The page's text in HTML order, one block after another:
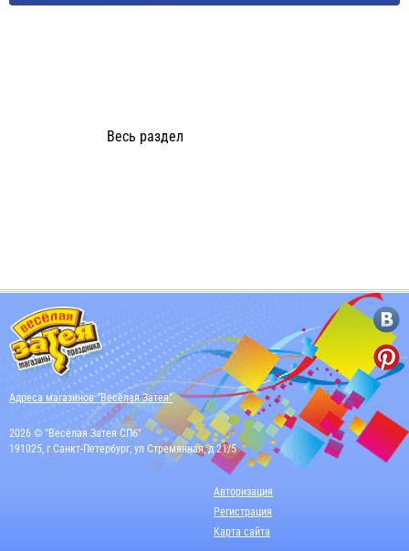
Весь раздел
Адреса магазинов "Весёлая Затея"
2026 © "Весёлая Затея СПб"
191025, г Санкт-Петербург, ул Стремянная, д 21/5
Авторизация
Регистрация
Карта сайта